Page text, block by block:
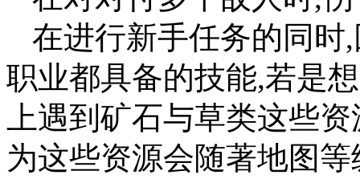
在进行新手任务的同时
职业都具备的技能,若是
上遇到矿石与草类这些
为这些资源会随著地图